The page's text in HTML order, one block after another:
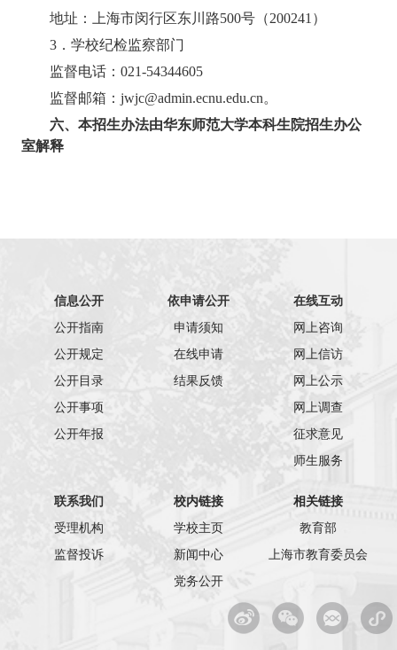
地址：上海市闵行区东川路500号（200241 ）
3 ．学校纪检监察部门
监督电话：021-54344605
监督邮箱：jwjc@admin.ecnu.edu.cn。
六、本招生办法由华东师范大学本科生院招生办公
室解释
信息公开
公开指南
公开规定
公开目录
公开事项
公开年报
依申请公开
申请须知
在线申请
结果反馈
在线互动
网上咨询
网上信访
网上公示
网上调查
征求意见
师生服务
联系我们
受理机构
监督投诉
校内链接
学校主页
新闻中心
党务公开
相关链接
教育部
上海市教育委员会